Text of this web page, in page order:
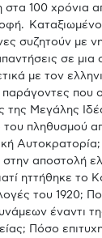
100 χρόνια
συζητούν με
σε μια
με τον
παράγοντες που
Μεγάλης
πληθυσμού
Αυτοκρατορία;
αποστολή
ηττήθηκε το
του 1920;
έναντι
Πόσο